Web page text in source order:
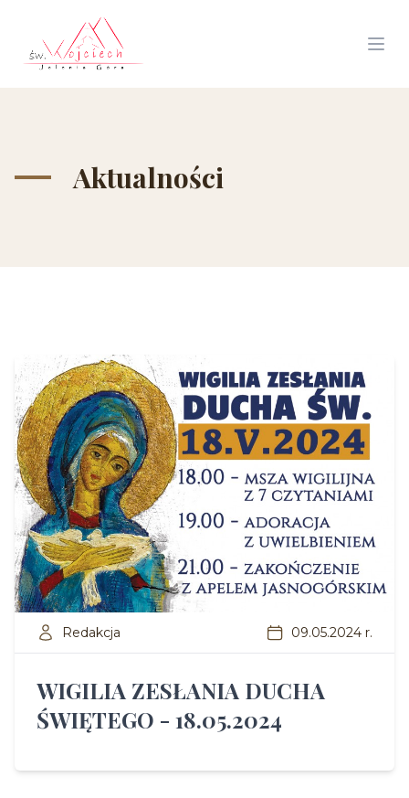
Aktualności
Redakcja 09.05.2024 r.
WIGILIA ZESŁANIA DUCHA
ŚWIĘTEGO - 18.05.2024